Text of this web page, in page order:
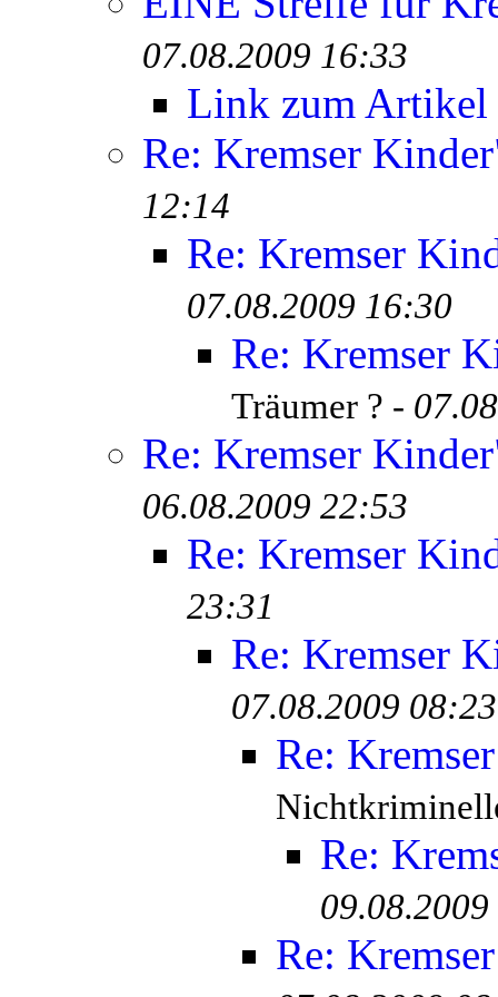
07.08.2009 16:33
Link zum Artikel
Re: Kremser
12:14
Re: Kremser
07.08.2009 16:30
Re: Kremser
Träumer ? -
Re: Kremser
06.08.2009 22:53
Re: Kremser
23:31
Re: Kremser
07.08.2009 08:23
Re:
Re:
Re: